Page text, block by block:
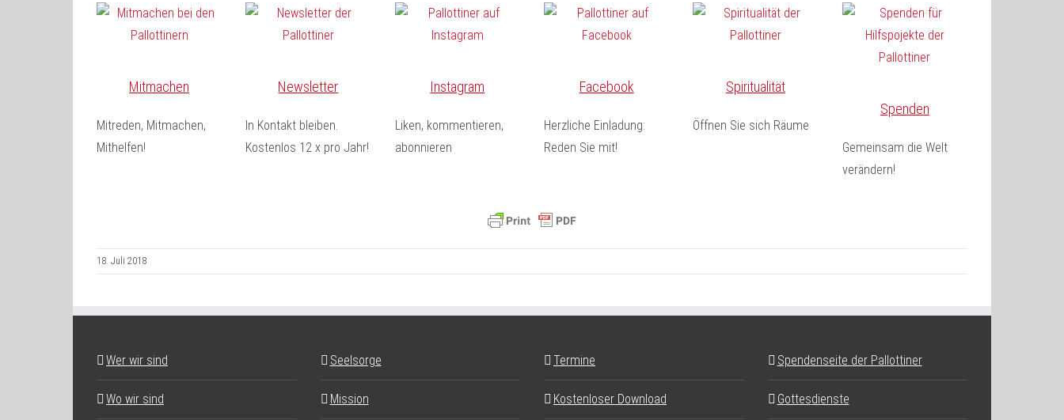
Mitmachen
Mitreden, Mitmachen,
Mithelfen!
Newsletter
In Kontakt bleiben.
Kostenlos 12 x pro Jahr!
Instagram
Liken, kommentieren,
abonnieren
Facebook
Herzliche Einladung:
Reden Sie mit!
Spiritualität
Öffnen Sie sich Räume
Spenden
Gemeinsam die Welt
verändern!
18. Juli 2018
Wer wir sind
Wo wir sind
Seelsorge
Mission
Termine
Kostenloser Download
Spendenseite der Pallottiner
Gottesdienste